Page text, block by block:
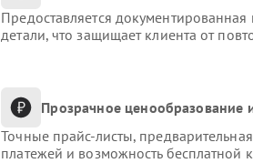
Предоставляется
детали, что защищает клиента от
Прозрачное ценообразование
Точные прайс-листы,
платежей и возможность бесплатной